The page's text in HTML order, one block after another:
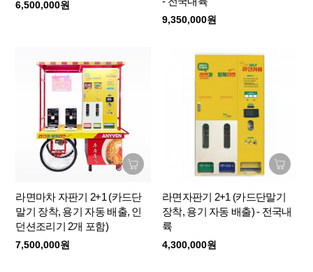
6,500,000원
9,350,000원
라면마차 자판기 2+1 (카드단
말기 장착, 용기 자동 배출, 인
던션조리기 2개 포함)
7,500,000원
라면자판기 2+1 (카드단말기
장착, 용기 자동 배출) - 전국내
륙
4,300,000원